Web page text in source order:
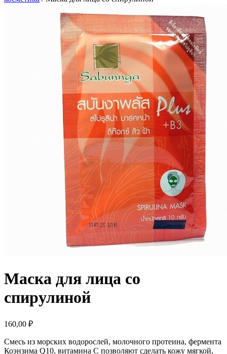
Маска для лица со
спирулиной
160,00 ₽
Смесь из морских водорослей, молочного протеина, фермента
Коэнзима Q10, витамина С позволяют сделать кожу мягкой,